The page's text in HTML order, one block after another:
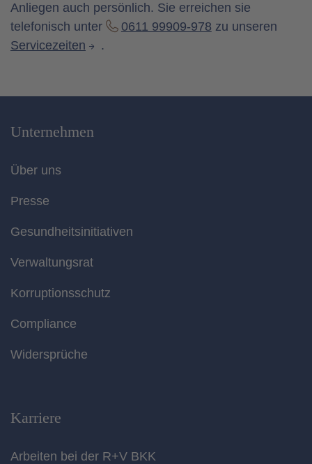
Anliegen auch persönlich. Sie erreichen sie
telefonisch unter
0611 99909-978 zu unseren
Servicezeiten
.
Unternehmen
Über uns
Presse
Gesundheitsinitiativen
Verwaltungsrat
Korruptionsschutz
Compliance
Widersprüche
Karriere
Arbeiten bei der R+V BKK